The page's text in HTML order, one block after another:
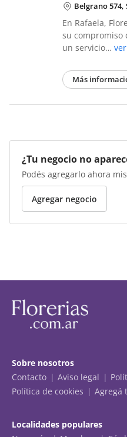
Belgrano 574,
En Rafaela,
su compromiso
un servicio…
Más
¿Tu negocio no
Podés agregarlo ahora
Agregar negocio
Sobre nosotros
Contacto
Aviso legal
Política de cookies
Agregá
Localidades populares